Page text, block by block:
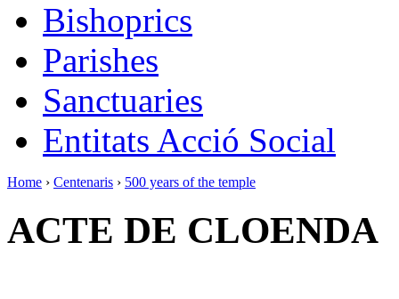
Bishoprics
Parishes
Sanctuaries
Entitats Acció Social
Home › Centenaris › 500 years of the temple
ACTE DE CLOENDA